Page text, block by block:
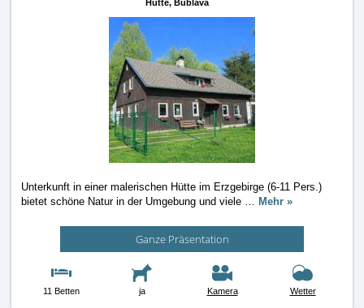
Hütte, Bublava
Unterkunft in einer malerischen Hütte im Erzgebirge (6-11 Pers.)
bietet schöne Natur in der Umgebung und viele … Mehr »
Ganze Präsentation
11 Betten ja Kamera Wetter